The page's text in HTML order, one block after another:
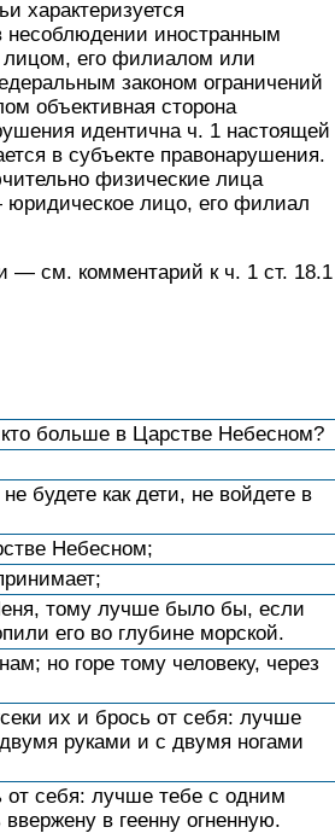
характеризуется
иностранным
лицом, его филиалом или
законом ограничений
объективная сторона
идентична ч. 1 настоящей
в субъекте правонарушения.
физические лица
юридическое лицо, его филиал
— см. комментарий к ч. 1 ст. 18.1
больше в Царстве Небесном?
будете как дети, не войдете в
Небесном;
тому лучше было бы, если
его во глубине морской.
но горе тому человеку, через
их и брось от себя: лучше
руками и с двумя ногами
от себя: лучше тебе с одним
в геенну огненную.